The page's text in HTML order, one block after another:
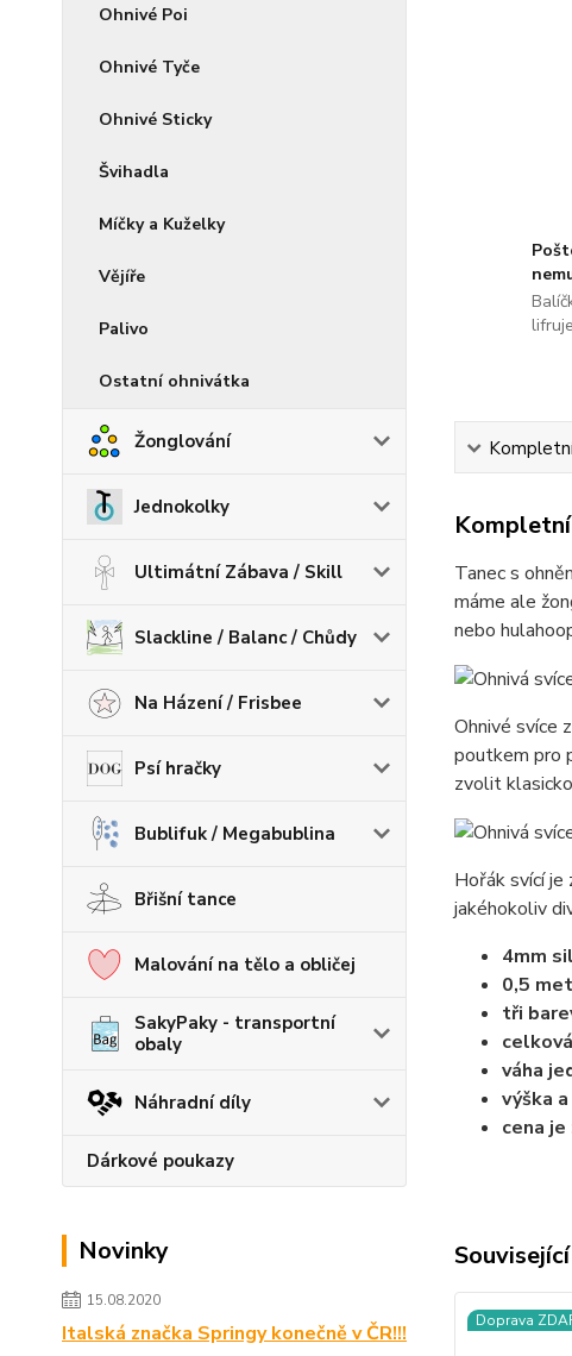
Ohnivé Poi
Ohnivé Tyče
Ohnivé Sticky
Švihadla
Míčky a Kuželky
Vějíře
Palivo
Ostatní ohnivátka
Žonglování
Jednokolky
Ultimátní Zábava / Skill
Slackline / Balanc / Chůdy
Na Házení / Frisbee
Psí hračky
Bublifuk / Megabublina
Břišní tance
Malování na tělo a obličej
SakyPaky - transportní
obaly
Náhradní díly
Dárkové poukazy
Novinky
15.08.2020
Italská značka Springy konečně v ČR!!!
Tanec s
máme ale
nebo
Ohnivé svíce
poutkem pro
zvolit
Hořák svící
jakéhokoliv
4mm
0,5
tři
váha
výška
cena je
Doprava